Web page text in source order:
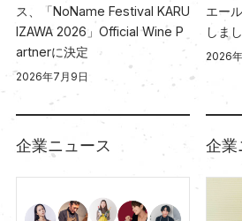
ス、「NoName Festival KARU
IZAWA 2026」Official Wine P
artnerに決定
2026年7月9日
エー
しま
2026
企業ニュース 企業